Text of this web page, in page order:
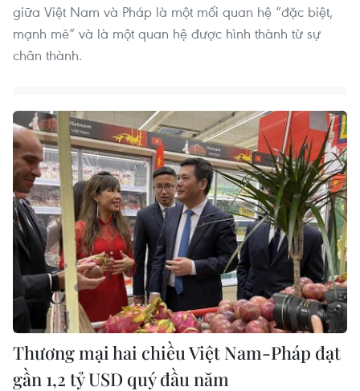
giữa Việt Nam và Pháp là một mối quan hệ “đặc biệt,
mạnh mẽ” và là một quan hệ được hình thành từ sự
chân thành.
Thương mại hai chiều Việt Nam-Pháp đạt
gần 1,2 tỷ USD quý đầu năm